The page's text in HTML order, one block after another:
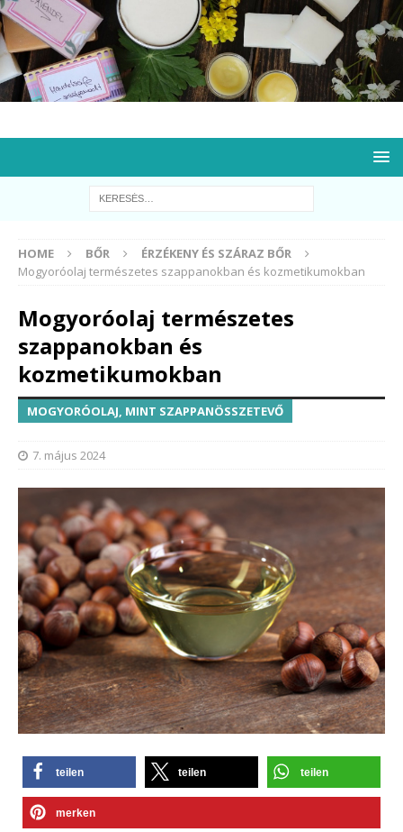
HOME BŐR
ÉRZÉKENY ÉS SZÁRAZ BŐR
Mogyoróolaj természetes szappanokban és kozmetikumokban
Mogyoróolaj természetes
szappanokban és
kozmetikumokban
MOGYORÓOLAJ, MINT SZAPPANÖSSZETEVŐ
7. május 2024
teilen teilen teilen
merken